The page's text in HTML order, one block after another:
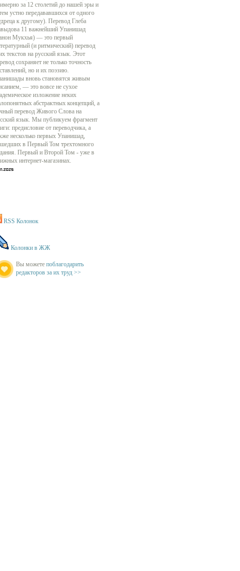
за 12 столетий до нашей эры и
устно передававшихся от одного
к другому). Перевод Глеба
11 важнейший Упанишад
Мукхья) — это первый
(и ритмический) перевод
текстов на русский язык. Этот
сохраняет не только точность
но и их поэзию.
вновь становятся живым
— это вовсе не сухое
изложение неких
абстрактных концепций, а
перевод Живого Слова на
язык. Мы публикуем фрагмент
предисловие от переводчика, а
несколько первых Упанишад,
в Первый Том трехтомного
Первый и Второй Том - уже в
интернет-магазинах.
RSS Колонок
Колонки в ЖЖ
Вы можете поблагодарить
редакторов за их труд >>